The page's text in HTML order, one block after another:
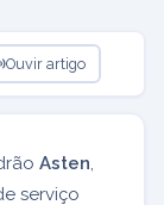
Ouvir artigo
Asten,
serviço